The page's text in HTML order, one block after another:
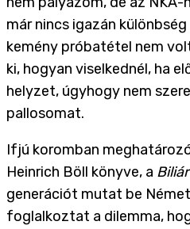
már nincs igazán
kemény próbatétel nem
ki, hogyan viselkednél, ha
helyzet, úgyhogy nem
pallosomat.
Ifjú koromban
Heinrich Böll könyve, a
generációt mutat be
foglalkoztat a dilemma,